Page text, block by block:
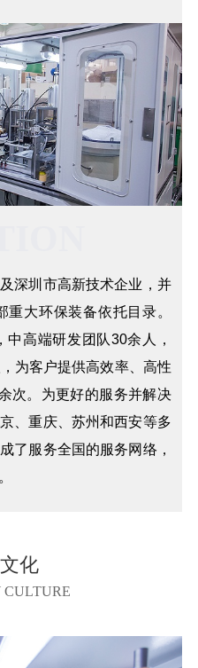
深圳市高新技术企业，并
重大环保装备依托目录。
高端研发团队30余人，
为客户提供高效率、高性
次。为更好的服务并解决
、重庆、苏州和西安等多
了服务全国的服务网络，
化
CULTURE